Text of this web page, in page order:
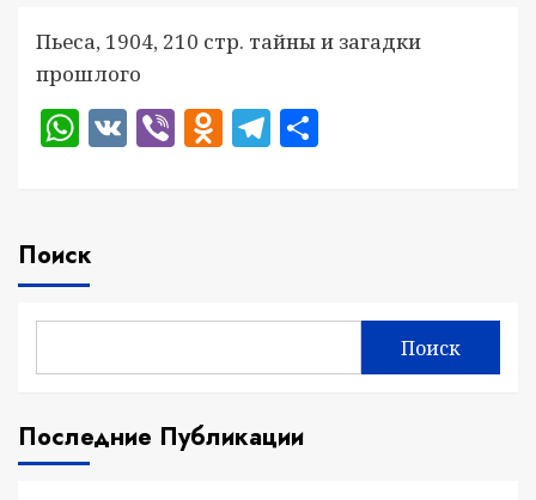
Пьеса, 1904, 210 стр. тайны и загадки
прошлого
WhatsApp
VKViberOdnoklassniki
Telegram
Поиск
Поиск
Последние Публикации